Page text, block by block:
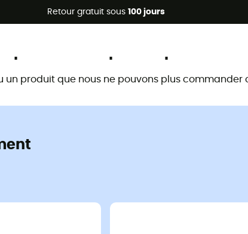
Retour gratuit sous 100 jours
d'été 🔥 -5 % EXTRA dès 2 produits* code Summer5
un produit que nous ne pouvons plus commander